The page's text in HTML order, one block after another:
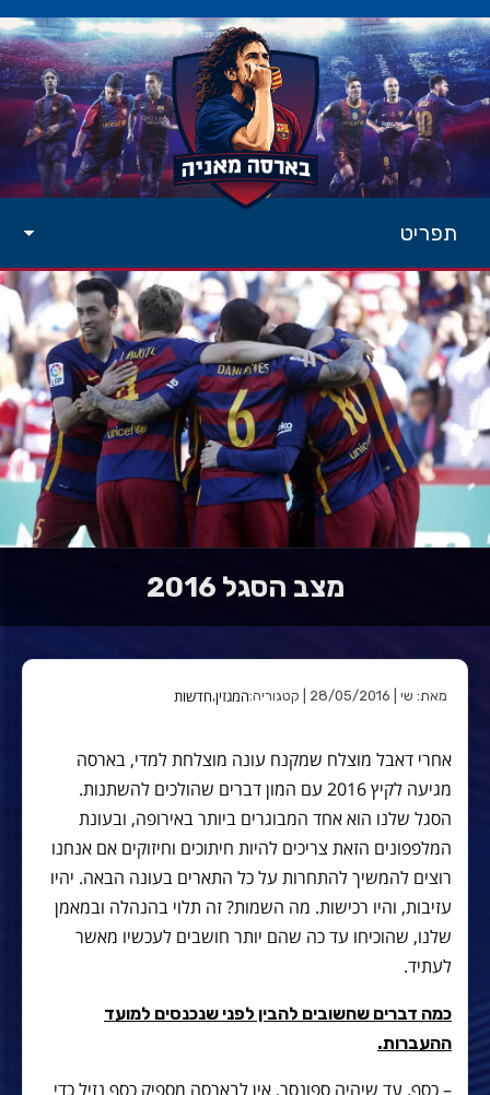
תפריט
מצב הסגל 2016
מאת: שי | 28/05/2016 | קטגוריה: המגזין,חדשות
אחרי דאבל מוצלח שמקנח עונה מוצלחת למדי, בארסה
מגיעה לקיץ 2016 עם המון דברים שהולכים להשתנות.
הסגל שלנו הוא אחד המבוגרים ביותר באירופה, ובעונת
המלפפונים הזאת צריכים להיות חיתוכים וחיזוקים אם אנחנו
רוצים להמשיך להתחרות על כל התארים בעונה הבאה. יהיו
עזיבות, והיו רכישות. מה השמות? זה תלוי בהנהלה ובמאמן
שלנו, שהוכיחו עד כה שהם יותר חושבים לעכשיו מאשר
לעתיד.
כמה דברים שחשובים להבין לפני שנכנסים למועד
ההעברות.
– כסף. עד שיהיה ספונסר, אין לבארסה מספיק כסף נזיל כדי